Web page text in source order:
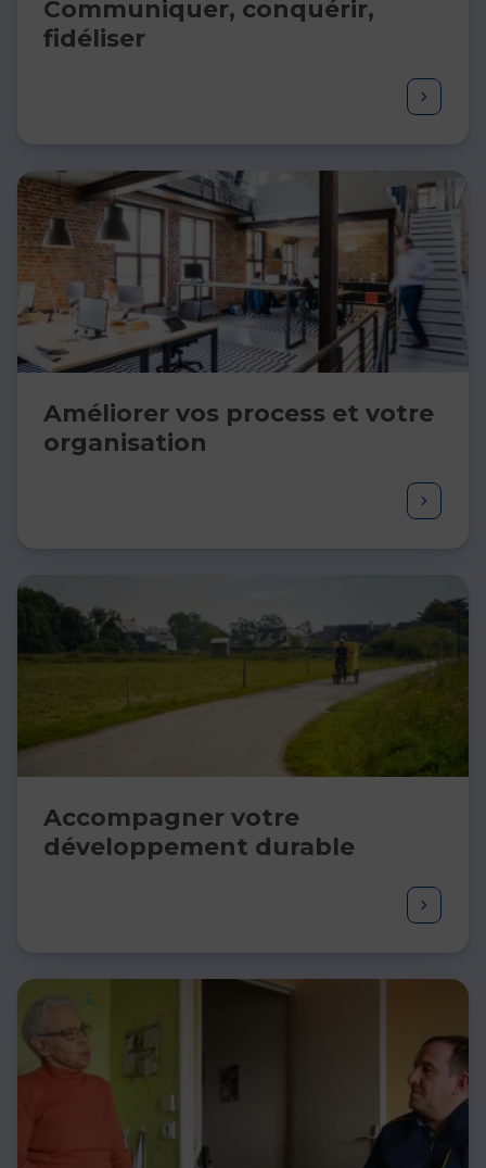
Communiquer, conquérir,
fidéliser​
Améliorer vos process et votre
organisation ​
Accompagner votre​
développement ​durable​